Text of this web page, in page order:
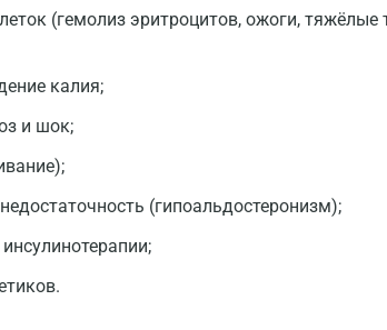
(гемолиз эритроцитов, ожоги, тяжёлые
калия;
и шок;
(гипоальдостеронизм);
Вологда